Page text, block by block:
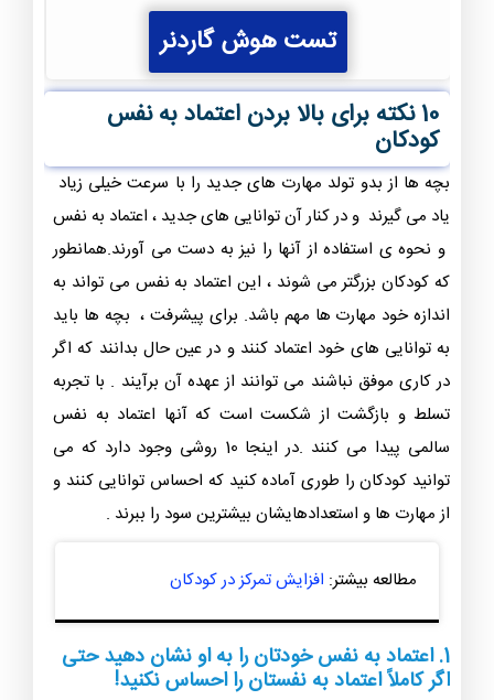
تست هوش گاردنر
10 نکته برای بالا بردن اعتماد به نفس
کودکان
بچه ها از بدو تولد مهارت های جدید را با سرعت خیلی زیاد
یاد می گیرند و در کنار آن توانایی های جدید ، اعتماد به نفس
و نحوه ی استفاده از آنها را نیز به دست می آورند.همانطور
که کودکان بزرگتر می شوند ، این اعتماد به نفس می تواند به
اندازه خود مهارت ها مهم باشد. برای پیشرفت ، بچه ها باید
به توانایی های خود اعتماد کنند و در عین حال بدانند که اگر
در کاری موفق نباشند می توانند از عهده آن برآیند . با تجربه
تسلط و بازگشت از شکست است که آنها اعتماد به نفس
سالمی پیدا می کنند .در اینجا 10 روشی وجود دارد که می
توانید کودکان را طوری آماده کنید که احساس توانایی کنند و
از مهارت ها و استعدادهایشان بیشترین سود را ببرند .
مطالعه بیشتر: افزایش تمرکز در کودکان
1. اعتماد به نفس خودتان را به او نشان دهید حتی
اگر کاملاً اعتماد به نفستان را احساس نکنید!